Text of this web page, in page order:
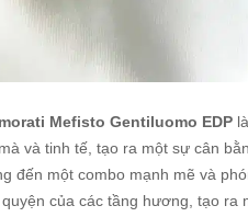
Mefisto Gentiluomo EDP
và tinh tế, tạo ra một sự cân
đến một combo mạnh mẽ và
của các tầng hương, tạo